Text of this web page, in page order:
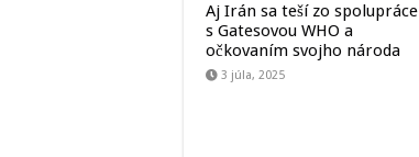
Aj Irán sa teší zo spolupráce
s Gatesovou WHO a
očkovaním svojho národa
3 júla, 2025